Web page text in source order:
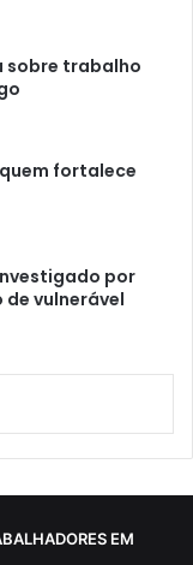
sobre trabalho
fortalece
por
vulnerável
EM